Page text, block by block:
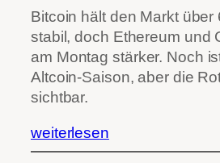
Bitcoin hält den Markt über
stabil, doch Ethereum und
am Montag stärker. Noch
Altcoin-Saison, aber die
sichtbar.
weiterlesen